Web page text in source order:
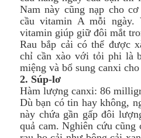
Nam này cũng nạp cho
cầu vitamin A mỗi
vitamin giúp giữ đôi mắt
Rau bắp cải có thể được
chỉ cần xào với tỏi phi là
miệng và bổ sung canxi
2. Súp-lơ
Hàm lượng canxi: 86
Dù bạn có tin hay không,
này chứa gần gấp đôi
quả cam. Nghiên cứu cũng